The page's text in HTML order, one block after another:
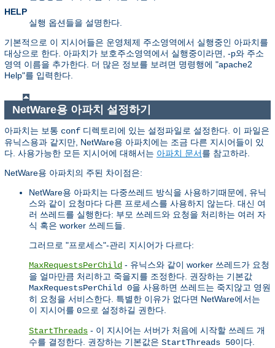
HELP
실행 옵션들을 설명한다.
기본적으로 이 지시어들은 운영체제 주소영역에서 실행중인 아파치를
대상으로 한다. 아파치가 보호주소영역에서 실행중이라면, -p와 주소
영역 이름을 추가한다. 더 많은 정보를 보려면 명령행에 "apache2
Help"를 입력한다.
NetWare용 아파치 설정하기
아파치는 보통 conf 디렉토리에 있는 설정파일로 설정한다. 이 파일은
유닉스용과 같지만, NetWare용 아파치에는 조금 다른 지시어들이 있
다. 사용가능한 모든 지시어에 대해서는 아파치 문서를 참고하라.
NetWare용 아파치의 주된 차이점은:
NetWare용 아파치는 다중쓰레드 방식을 사용하기때문에, 유닉
스와 같이 요청마다 다른 프로세스를 사용하지 않는다. 대신 여
러 쓰레드를 실행한다: 부모 쓰레드와 요청을 처리하는 여러 자
식 혹은 worker 쓰레드들.
그러므로 "프로세스"-관리 지시어가 다르다:
MaxRequestsPerChild - 유닉스와 같이 worker 쓰레드가 요청
을 얼마만큼 처리하고 죽을지를 조정한다. 권장하는 기본값
MaxRequestsPerChild 0을 사용하면 쓰레드는 죽지않고 영원
히 요청을 서비스한다. 특별한 이유가 없다면 NetWare에서는
이 지시어를 0으로 설정하길 권한다.
StartThreads - 이 지시어는 서버가 처음에 시작할 쓰레드 개
수를 결정한다. 권장하는 기본값은 StartThreads 50이다.